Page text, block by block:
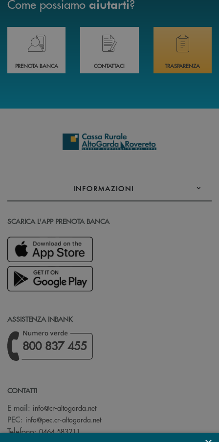
Come possiamo aiutarti?
Prenota il tuo appuntamento in Filiale direttamente da casa 24h su 24h
PRENOTA BANCA
Hai bisogno di assistenza immediata?
CONTATTACI
Hai bisogno di
TRASPARENZA
INFORMAZIONI
SCARICA L'APP PRENOTA BANCA
ASSISTENZA INBANK
800 837 455
CONTATTI
E-mail: info@cr-altogarda.net(si apre l’app di posta elettronica)
PEC: info@pec.cr-altogarda.net(si apre l’app di posta elettronica)
Telefono:0464 583211